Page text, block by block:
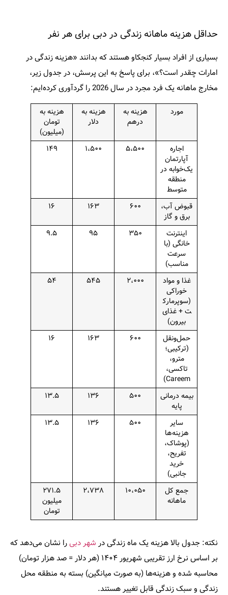
حداقل هزینه ماهانه زندگی در دبی برای هر نفر
بسیاری از افراد بسیار کنجکاو هستند که بدانند «هزینه زندگی در
امارات چقدر است؟»، برای پاسخ به این پرسش، در جدول زیر،
مخارج ماهانه یک فرد مجرد در سال 2026 را گردآوری کرده‌ایم:
مورد
هزینه به
درهم
هزینه به
دلار
هزینه به
تومان
(میلیون)
اجاره
آپارتمان
یک‌خوابه در
منطقه
متوسط
۵،۵۰۰ ۱،۵۰۰ ۱۴۹
قبوض آب،
برق و گاز
۶۰۰ ۱۶۳ ۱۶
اینترنت
خانگی (با
سرعت
مناسب)
۳۵۰ ۹۵ ۹.۵
غذا و مواد
خوراکی
(سوپرمارک
ت + غذای
بیرون)
۲،۰۰۰ ۵۴۵ ۵۴
حمل‌ونقل
(ترکیبی؛
مترو،
تاکسی،
Careem)
۶۰۰ ۱۶۳ ۱۶
بیمه درمانی
پایه
۵۰۰ ۱۳۶ ۱۳.۵
سایر
هزینه‌ها
(پوشاک،
تفریح،
خرید
جانبی)
۵۰۰ ۱۳۶ ۱۳.۵
جمع کل
ماهانه
۱۰،۰۵۰ ۲،۷۳۸
۲۷۱.۵
میلیون
تومان
نکته: جدول بالا هزینه یک ماه زندگی در شهر دبیرا نشان می‌دهد که
بر اساس نرخ ارز تقریبی شهریور ۱۴۰۴ (هر دلار = صد هزار تومان)
محاسبه شده و هزینه‌ها (به صورت میانگین) بسته به منطقه محل
زندگی و سبک زندگی قابل تغییر هستند.